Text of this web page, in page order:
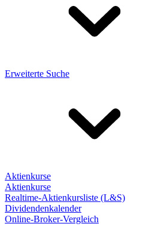
Erweiterte Suche
Aktienkurse
Aktienkurse
Realtime-Aktienkursliste (L&S)
Dividendenkalender
Online-Broker-Vergleich